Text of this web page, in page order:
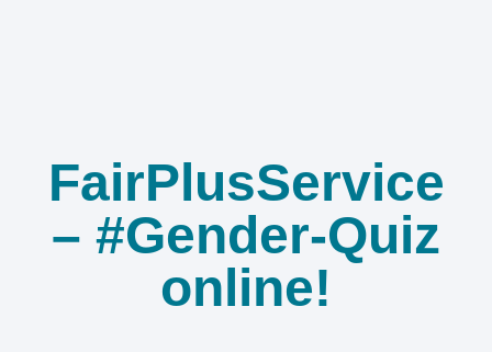
FairPlusService
– #Gender-Quiz
online!